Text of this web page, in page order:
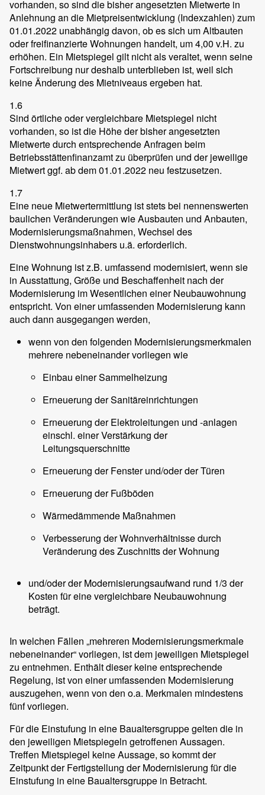
vorhanden, so sind die bisher angesetzten Mietwerte in
Anlehnung an die Mietpreisentwicklung (Indexzahlen) zum
01.01.2022 unabhängig davon, ob es sich um Altbauten
oder freifinanzierte Wohnungen handelt, um 4,00 v.H. zu
erhöhen. Ein Mietspiegel gilt nicht als veraltet, wenn seine
Fortschreibung nur deshalb unterblieben ist, weil sich
keine Änderung des Mietniveaus ergeben hat.
1.6
Sind örtliche oder vergleichbare Mietspiegel nicht
vorhanden, so ist die Höhe der bisher angesetzten
Mietwerte durch entsprechende Anfragen beim
Betriebsstättenfinanzamt zu überprüfen und der jeweilige
Mietwert ggf. ab dem 01.01.2022 neu festzusetzen.
1.7
Eine neue Mietwertermittlung ist stets bei nennenswerten
baulichen Veränderungen wie Ausbauten und Anbauten,
Modernisierungsmaßnahmen, Wechsel des
Dienstwohnungsinhabers u.ä. erforderlich.
Eine Wohnung ist z.B. umfassend modernisiert, wenn sie
in Ausstattung, Größe und Beschaffenheit nach der
Modernisierung im Wesentlichen einer Neubauwohnung
entspricht. Von einer umfassenden Modernisierung kann
auch dann ausgegangen werden,
wenn von den folgenden Modernisierungsmerkmalen
mehrere nebeneinander vorliegen wie
Einbau einer Sammelheizung
Erneuerung der Sanitäreinrichtungen
Erneuerung der Elektroleitungen und -anlagen
einschl. einer Verstärkung der
Leitungsquerschnitte
Erneuerung der Fenster und/oder der Türen
Erneuerung der Fußböden
Wärmedämmende Maßnahmen
Verbesserung der Wohnverhältnisse durch
Veränderung des Zuschnitts der Wohnung
und/oder der Modernisierungsaufwand rund 1/3 der
Kosten für eine vergleichbare Neubauwohnung
beträgt.
In welchen Fällen „mehreren Modernisierungsmerkmale
nebeneinander“ vorliegen, ist dem jeweiligen Mietspiegel
zu entnehmen. Enthält dieser keine entsprechende
Regelung, ist von einer umfassenden Modernisierung
auszugehen, wenn von den o.a. Merkmalen mindestens
fünf vorliegen.
Für die Einstufung in eine Baualtersgruppe gelten die in
den jeweiligen Mietspiegeln getroffenen Aussagen.
Treffen Mietspiegel keine Aussage, so kommt der
Zeitpunkt der Fertigstellung der Modernisierung für die
Einstufung in eine Baualtersgruppe in Betracht.